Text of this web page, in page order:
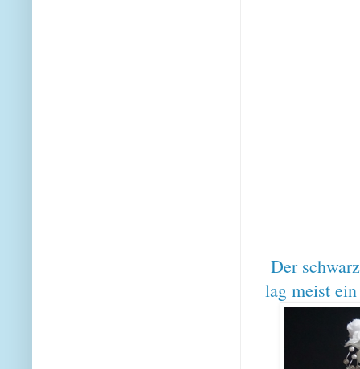
Der
lag meist